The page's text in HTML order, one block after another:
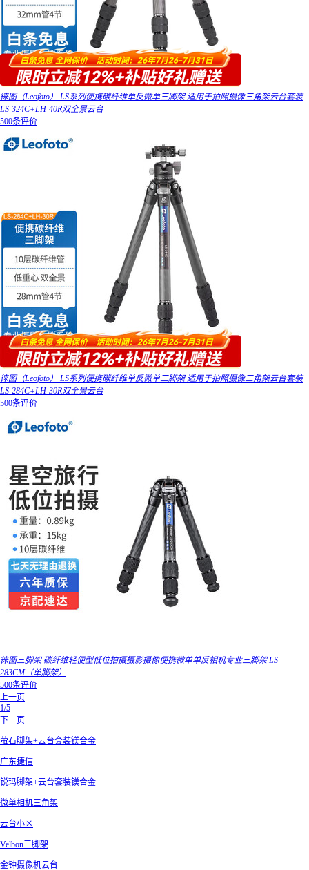
徕图（Leofoto） LS系列便携碳纤维单反微单三脚架 适用于拍照摄像三角架云台套装
LS-324C+LH-40R双全景云台
500条评价
徕图（Leofoto） LS系列便携碳纤维单反微单三脚架 适用于拍照摄像三角架云台套装
LS-284C+LH-30R双全景云台
500条评价
徕图三脚架 碳纤维轻便型低位拍摄摄影摄像便携微单单反相机专业三脚架 LS-
283CM（单脚架）
500条评价
上一页
1/5
下一页
萤石脚架+云台套装镁合金
广东捷信
锐玛脚架+云台套装镁合金
微单相机三角架
云台小区
Velbon三脚架
金钟摄像机云台